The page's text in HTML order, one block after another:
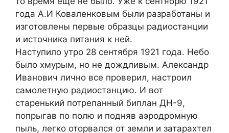
года А.И Коваленковым были разработаны и
изготовлены первые образцы радиостанции
и источника питания к ней.
Наступило утро 28 сентября 1921 года. Небо
было хмурым, но не дождливым. Александр
Иванович лично все проверил, настроил
самолетную радиостанцию. И вот
старенький потрепанный биплан ДН-9,
попрыгав по полю и подняв аэродромную
пыль, легко оторвался от земли и затарахтел